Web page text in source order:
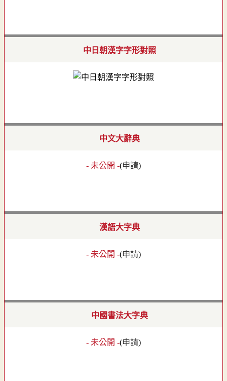
中日朝漢字字形對照
中文大辭典
- 未公開 -(申請)
漢語大字典
- 未公開 -(申請)
中國書法大字典
- 未公開 -(申請)